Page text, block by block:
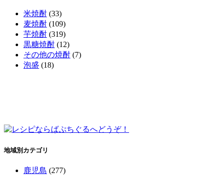
米焼酎 (33)
麦焼酎 (109)
芋焼酎 (319)
黒糖焼酎 (12)
その他の焼酎 (7)
泡盛 (18)
地域別カテゴリ
鹿児島 (277)